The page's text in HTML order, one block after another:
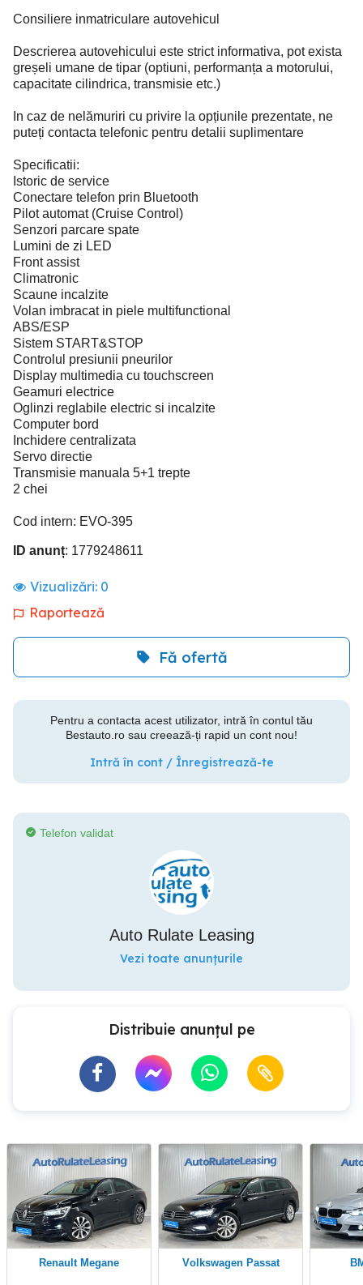
Consiliere inmatriculare autovehicul
Descrierea autovehicului este strict informativa, pot exista
greșeli umane de tipar (optiuni, performanța a motorului,
capacitate cilindrica, transmisie etc.)
In caz de nelămuriri cu privire la opțiunile prezentate, ne
puteți contacta telefonic pentru detalii suplimentare
Specificatii:
Istoric de service
Conectare telefon prin Bluetooth
Pilot automat (Cruise Control)
Senzori parcare spate
Lumini de zi LED
Front assist
Climatronic
Scaune incalzite
Volan imbracat in piele multifunctional
ABS/ESP
Sistem START&STOP
Controlul presiunii pneurilor
Display multimedia cu touchscreen
Geamuri electrice
Oglinzi reglabile electric si incalzite
Computer bord
Inchidere centralizata
Servo directie
Transmisie manuala 5+1 trepte
2 chei
Cod intern: EVO-395
ID anunț: 1779248611
Vizualizări: 0
Raportează
Fă ofertă
Pentru a contacta acest utilizator, intră în contul tău
Bestauto.ro sau creează-ți rapid un cont nou!
Intră în cont / Înregistrează-te
Telefon validat
Auto Rulate Leasing
Vezi toate anunțurile
Distribuie anunțul pe
Renault Megane Volkswagen Passat